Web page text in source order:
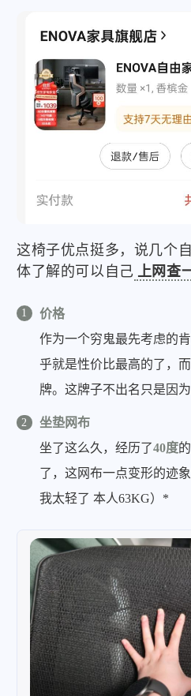
这椅子优点挺多，说几个
体了解的可以自己 上网查
价格
作为一个穷鬼最先考虑的
乎就是性价比最高的了，
牌。这牌子不出名只是因
坐垫网布
坐了这么久，经历了40度
了，这网布一点变形的迹
我太轻了 本人63KG）*